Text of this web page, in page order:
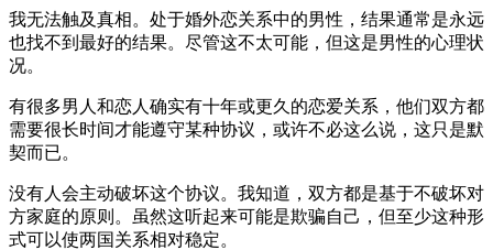
我无法触及真相。处于婚外恋关系中的男性，结果通常是永远
也找不到最好的结果。尽管这不太可能，但这是男性的心理状
况。
有很多男人和恋人确实有十年或更久的恋爱关系，他们双方都
需要很长时间才能遵守某种协议，或许不必这么说，这只是默
契而已。
没有人会主动破坏这个协议。我知道，双方都是基于不破坏对
方家庭的原则。虽然这听起来可能是欺骗自己，但至少这种形
式可以使两国关系相对稳定。